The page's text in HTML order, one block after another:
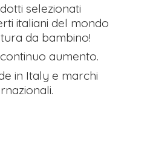
selezionati
italiani del mondo
da bambino!
aumento.
in Italy e marchi